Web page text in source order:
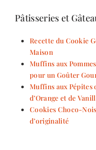
Pâtisseries et
Recette du Cookie
Maison
Muffins aux
pour un Goûter
Muffins aux Pépites
d’Orange et de
Cookies Choco-
d’originalité